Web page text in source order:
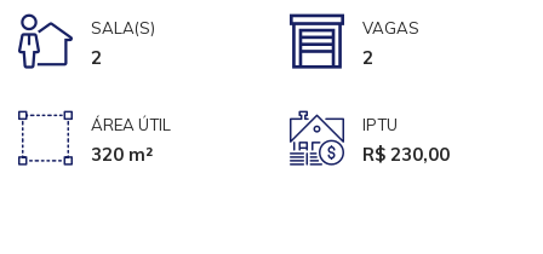
SALA(S)
2
VAGAS
2
ÁREA ÚTIL
320 m²
IPTU
R$ 230,00